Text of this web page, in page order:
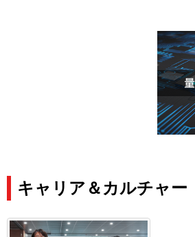
キャリア＆カルチャー